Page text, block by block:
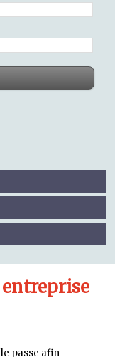
entreprise
passe afin